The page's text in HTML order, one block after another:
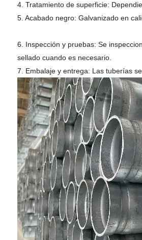
4. Tratamiento de superficie:
5. Acabado negro: Galvanizado en
6. Inspección y pruebas: Se
sellado cuando es necesario.
7. Embalaje y entrega: Las tuberías